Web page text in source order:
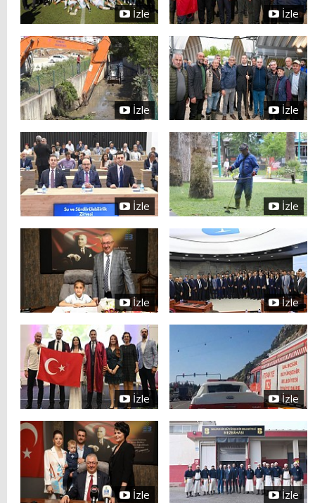
İzle İzle
İzle İzle
İzle İzle
İzle İzle
İzle İzle
İzle İzle